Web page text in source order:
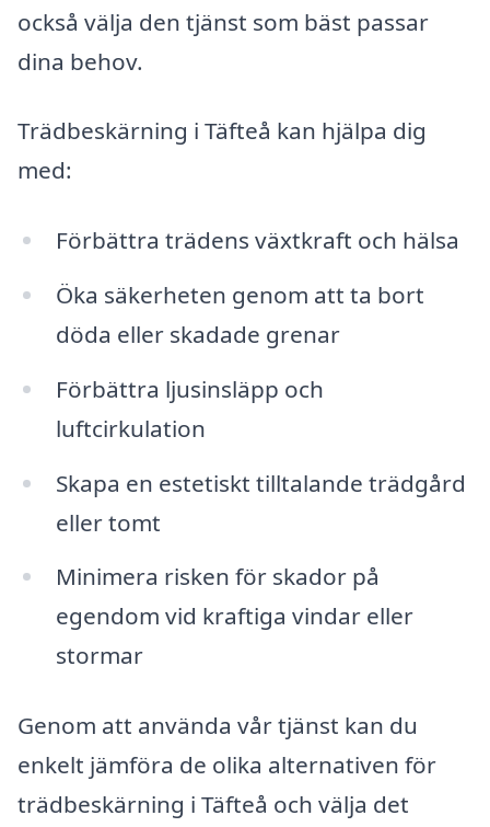
också välja den tjänst som bäst passar
dina behov.
Trädbeskärning i Täfteå kan hjälpa dig
med:
Förbättra trädens växtkraft och hälsa
Öka säkerheten genom att ta bort
döda eller skadade grenar
Förbättra ljusinsläpp och
luftcirkulation
Skapa en estetiskt tilltalande trädgård
eller tomt
Minimera risken för skador på
egendom vid kraftiga vindar eller
stormar
Genom att använda vår tjänst kan du
enkelt jämföra de olika alternativen för
trädbeskärning i Täfteå och välja det